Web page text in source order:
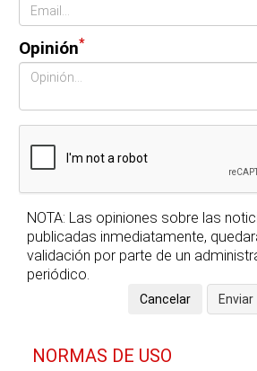
Opinión*
NOTA: Las opiniones sobre las
publicadas inmediatamente,
validación por parte de un
periódico.
NORMAS DE USO